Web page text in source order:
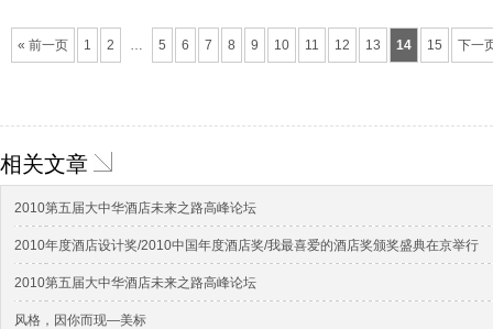
« 前一页 1 2 … 5 6 7 8 9 10 11 12 13 14 15 下一
相关文章
2010第五届大中华酒店未来之路高峰论坛
2010年度酒店设计奖/2010中国年度酒店奖/我最喜爱的酒店奖颁奖盛典在京举行
2010第五届大中华酒店未来之路高峰论坛
风格，因你而现—美标